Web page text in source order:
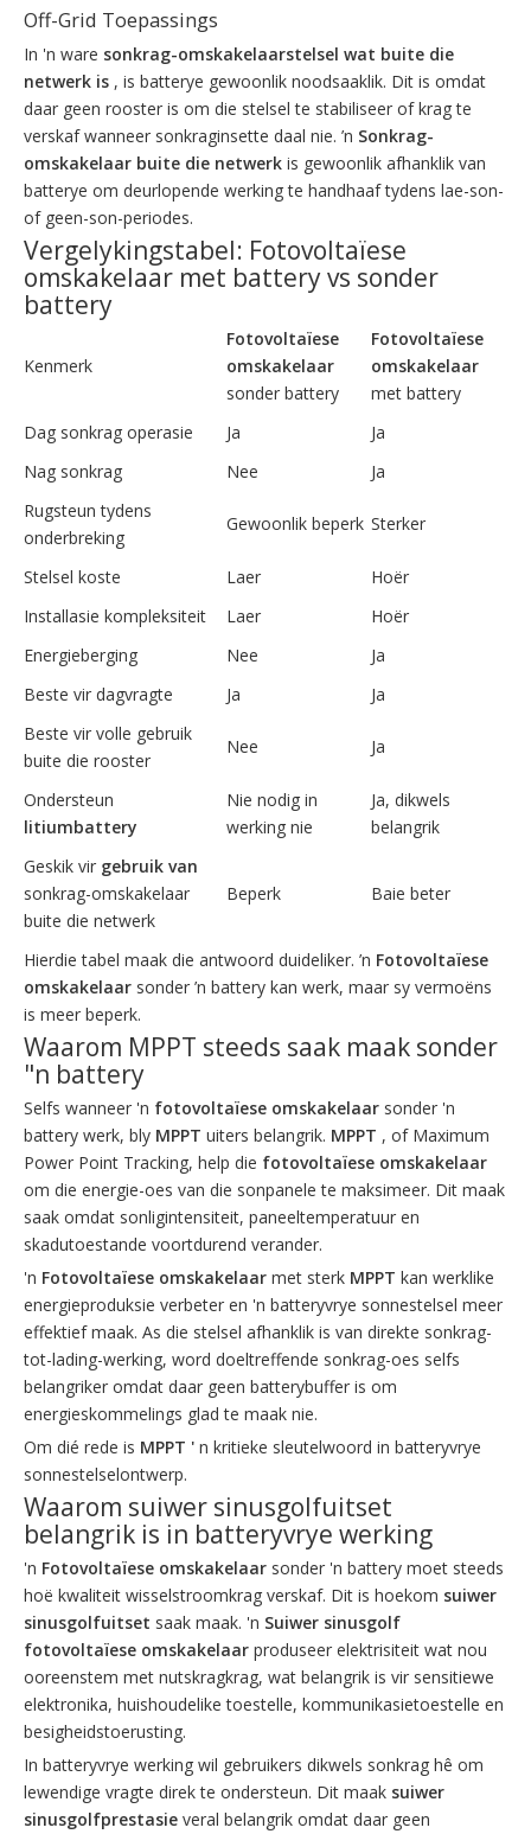
Off-Grid Toepassings
In 'n ware sonkrag-omskakelaarstelsel wat buite die
netwerk is , is batterye gewoonlik noodsaaklik. Dit is omdat
daar geen rooster is om die stelsel te stabiliseer of krag te
verskaf wanneer sonkraginsette daal nie. ’n Sonkrag-
omskakelaar buite die netwerk is gewoonlik afhanklik van
batterye om deurlopende werking te handhaaf tydens lae-son-
of geen-son-periodes.
Vergelykingstabel: Fotovoltaïese
omskakelaar met battery vs sonder
battery
Kenmerk
Fotovoltaïese
omskakelaar
sonder battery
Fotovoltaïese
omskakelaar
met battery
Dag sonkrag operasie
Ja
Ja
Nag sonkrag
Nee
Ja
Rugsteun tydens
onderbreking
Gewoonlik beperk Sterker
Stelsel koste Laer
Hoër
Installasie kompleksiteit
Laer
Hoër
Energieberging
Nee
Ja
Beste vir dagvragte
Ja
Ja
Beste vir volle gebruik
buite die rooster
Nee Ja
Ondersteun
litiumbattery
Nie nodig in
werking nie
Ja, dikwels
belangrik
Geskik vir gebruik van
sonkrag-omskakelaar
buite die netwerk
Beperk Baie beter
Hierdie tabel maak die antwoord duideliker. ’n Fotovoltaïese
omskakelaar sonder ’n battery kan werk, maar sy vermoëns
is meer beperk.
Waarom MPPT steeds saak maak sonder
"n battery
Selfs wanneer 'n fotovoltaïese omskakelaar sonder 'n
battery werk, bly MPPT uiters belangrik. MPPT , of Maximum
Power Point Tracking, help die fotovoltaïese omskakelaar
om die energie-oes van die sonpanele te maksimeer. Dit maak
saak omdat sonligintensiteit, paneeltemperatuur en
skadutoestande voortdurend verander.
'n Fotovoltaïese omskakelaar met sterk MPPT kan werklike
energieproduksie verbeter en 'n batteryvrye sonnestelsel meer
effektief maak. As die stelsel afhanklik is van direkte sonkrag-
tot-lading-werking, word doeltreffende sonkrag-oes selfs
belangriker omdat daar geen batterybuffer is om
energieskommelings glad te maak nie.
Om dié rede is MPPT ' n kritieke sleutelwoord in batteryvrye
sonnestelselontwerp.
Waarom suiwer sinusgolfuitset
belangrik is in batteryvrye werking
'n Fotovoltaïese omskakelaar sonder 'n battery moet steeds
hoë kwaliteit wisselstroomkrag verskaf. Dit is hoekom suiwer
sinusgolfuitset saak maak. 'n Suiwer sinusgolf
fotovoltaïese omskakelaar produseer elektrisiteit wat nou
ooreenstem met nutskragkrag, wat belangrik is vir sensitiewe
elektronika, huishoudelike toestelle, kommunikasietoestelle en
besigheidstoerusting.
In batteryvrye werking wil gebruikers dikwels sonkrag hê om
lewendige vragte direk te ondersteun. Dit maak suiwer
sinusgolfprestasie veral belangrik omdat daar geen